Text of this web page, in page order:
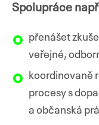
Spolupráce
přenášet
veřejné,
koordinovaně
procesy s
a občanská